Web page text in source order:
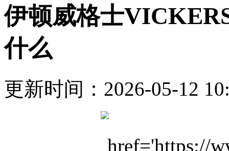
伊顿威格士
什么
更新时间：2026-05-12